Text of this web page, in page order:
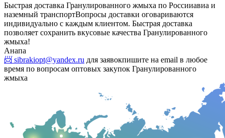
Быстрая доставка Гранулированного жмыха по Россииавиа и
наземный транспортВопросы доставки оговариваются
индивидуально с каждым клиентом. Быстрая доставка
позволяет сохранить вкусовые качества Гранулированного
жмыха!
Анапа
📨 sibrakiopt@yandex.ru для заявокпишите на email в любое
время по вопросам оптовых закупок Гранулированного
жмыха